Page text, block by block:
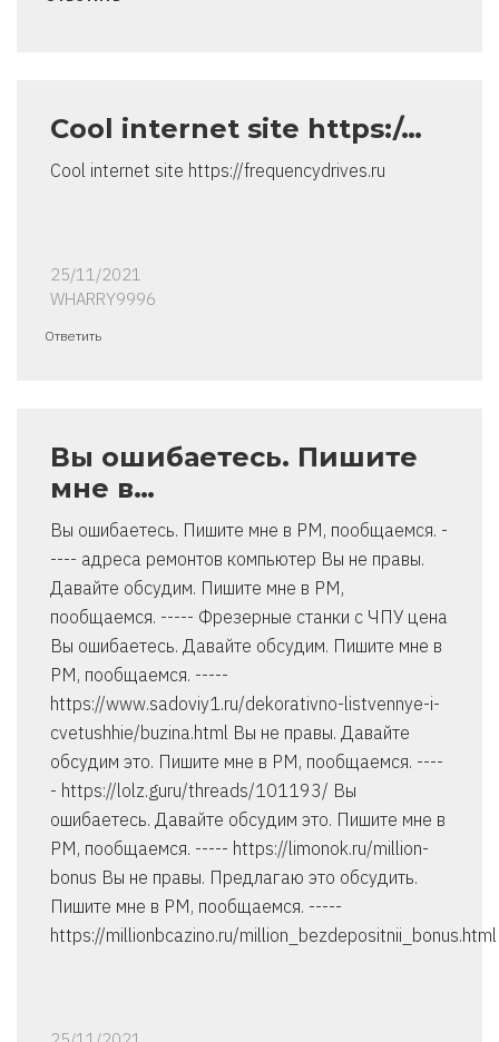
Cool internet site https:/…
Cool internet site https://frequencydrives.ru
25/11/2021
WHARRY9996
Ответить
Вы ошибаетесь. Пишите
мне в…
Вы ошибаетесь. Пишите мне в PM, пообщаемся. -
---- адреса ремонтов компьютер Вы не правы.
Давайте обсудим. Пишите мне в PM,
пообщаемся. ----- Фрезерные станки с ЧПУ цена
Вы ошибаетесь. Давайте обсудим. Пишите мне в
PM, пообщаемся. -----
https://www.sadoviy1.ru/dekorativno-listvennye-i-
cvetushhie/buzina.html Вы не правы. Давайте
обсудим это. Пишите мне в PM, пообщаемся. ----
- https://lolz.guru/threads/101193/ Вы
ошибаетесь. Давайте обсудим это. Пишите мне в
PM, пообщаемся. ----- https://limonok.ru/million-
bonus Вы не правы. Предлагаю это обсудить.
Пишите мне в PM, пообщаемся. -----
https://millionbcazino.ru/million_bezdepositnii_bonus.html